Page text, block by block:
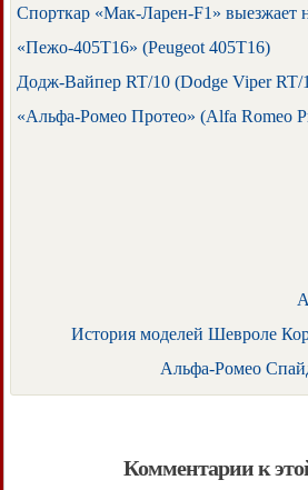
Спорткар «Мак-Ларен-F1» выезжает
«Пежо-405Т16» (Peugeot 405T16)
Додж-Вайпер RT/10 (Dodge Viper RT/
«Альфа-Ромео Протео» (Alfa Romeo
История моделей Шевроле
Альфа-Ромео
Комментарии к